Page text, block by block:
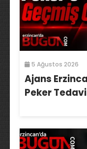
5 Ağustos 2026
Ajans
Peker Tedavi